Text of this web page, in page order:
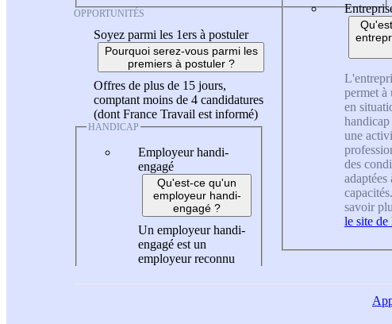
OPPORTUNITÉS
Soyez parmi les 1ers à postuler
Pourquoi serez-vous parmi les
premiers à postuler ?
Offres de plus de 15 jours,
comptant moins de 4 candidatures
(dont France Travail est informé)
HANDICAP
Employeur handi-
engagé
Qu'est-ce qu'un
employeur handi-
engagé ?
Un employeur handi-
engagé est un
employeur reconnu
permet à
en
une
des
adaptées
savoir
le site